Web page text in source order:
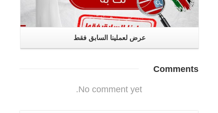
عرض لعملينا السابق فقط
Comments
No comment yet.